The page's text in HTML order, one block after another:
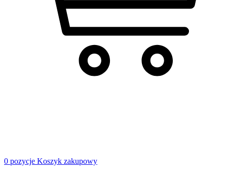
0 pozycje Koszyk zakupowy